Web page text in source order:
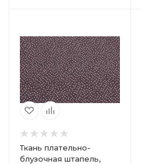
Ткань плательно-
блузочная штапель,